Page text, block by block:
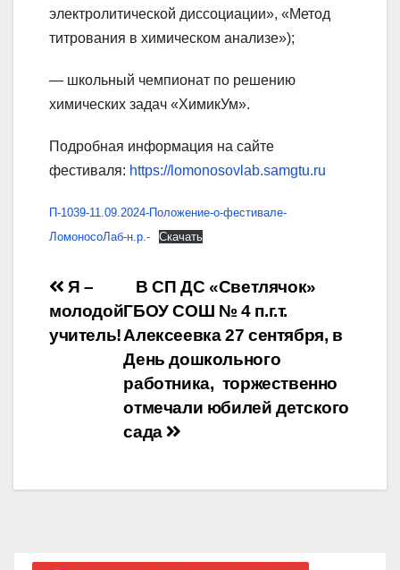
электролитической диссоциации», «Метод
титрования в химическом анализе»);
— школьный чемпионат по решению
химических задач «ХимикУм».
Подробная информация на сайте
фестиваля: https://lomonosovlab.samgtu.ru
П-1039-11.09.2024-Положение-о-фестивале-
ЛомоносоЛаб-н.р.-
Скачать
Навигация
по
записям
В СП ДС «Светлячок»
ГБОУ СОШ № 4 п.г.т.
Алексеевка 27 сентября, в
День дошкольного
работника, торжественно
отмечали юбилей детского
сада
Я –
молодой
учитель!